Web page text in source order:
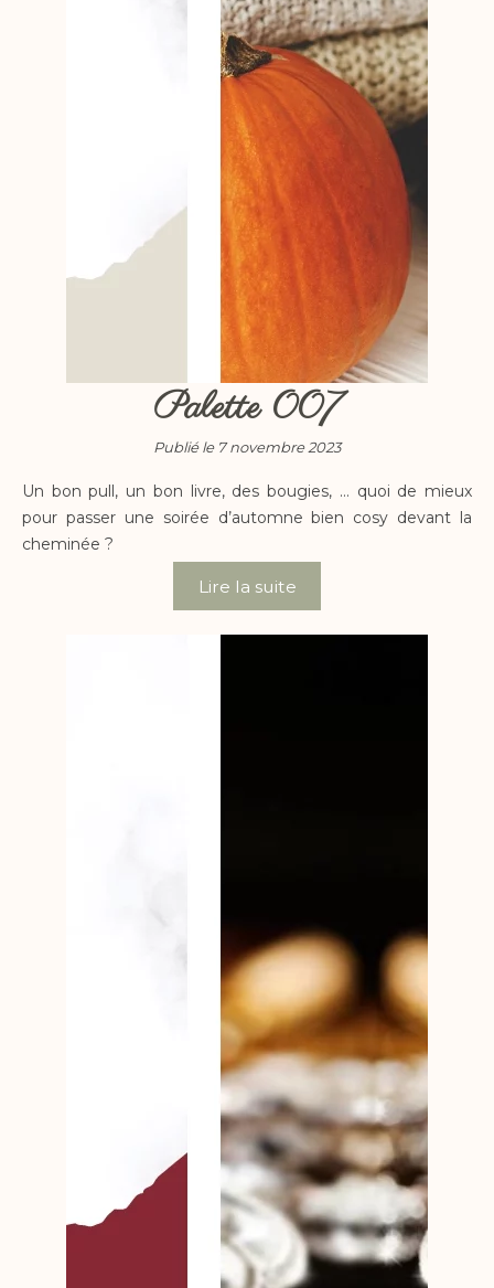
Palette 007
Publié le 7 novembre 2023
Un bon pull, un bon livre, des bougies, … quoi de mieux
pour passer une soirée d’automne bien cosy devant la
cheminée ?
Lire la suite